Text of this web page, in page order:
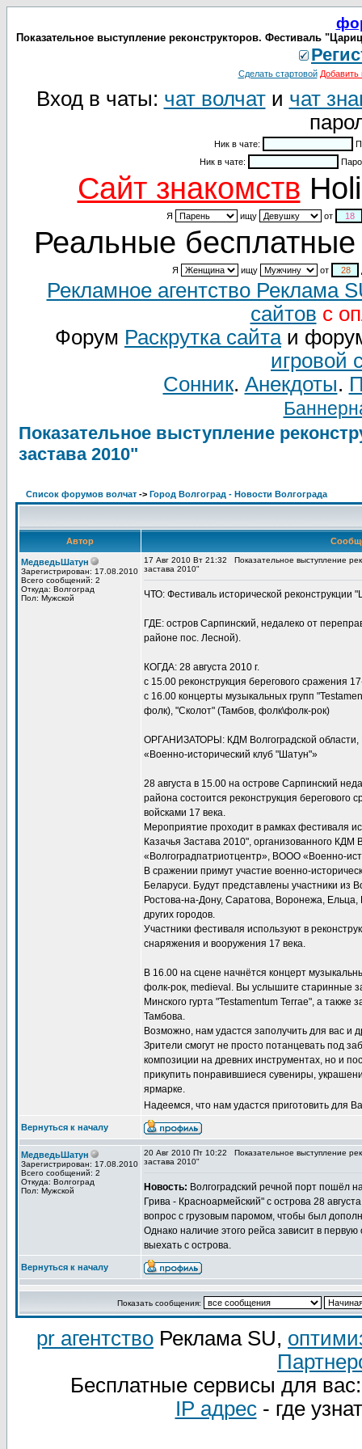
Показательное выступление реконструкторов. Фестиваль
Сделать стартовой Добавить
Вход в чаты: чат волчати чат
Ник в чате:
Ник в чате:
Cайт знакомств
Я ищу от
Реальные бесплатные
Я ищу от
Рекламное агентство Реклама
сайтов с
Форум Раскрутка сайтаи
игровой
Сонник. Анекдоты.
Показательное выступление
застава 2010"
Список форумов волчат -> Город Волгоград - Новости Волгограда
Автор
МедведьШатун
Зарегистрирован: 17.08.2010
Всего сообщений: 2
Откуда: Волгоград
Пол: Мужской
17 Авг 2010 Вт 21:32
Показательное выступление
застава 2010"
ЧТО: Фестиваль исторической реконструкции
ГДЕ: остров Сарпинский, недалеко от
районе пос. Лесной).
КОГДА: 28 августа 2010 г.
с 15.00 реконструкция берегового сражения
с 16.00 концерты музыкальных групп
фолк), "Сколот" (Тамбов, фолк\фолк-рок)
ОРГАНИЗАТОРЫ: КДМ Волгоградской
«Военно-исторический клуб "Шатун"»
28 августа в 15.00 на острове Сарпинский
района состоится реконструкция берегового
войсками 17 века.
Мероприятие проходит в рамках фестиваля
Казачья Застава 2010", организованного КДМ
«Волгоградпатриотцентр», ВООО «Военно-
В сражении примут участие военно-
Беларуси. Будут представлены участники из
Ростова-на-Дону, Саратова, Воронежа,
других городов.
Участники фестиваля используют в
снаряжения и вооружения 17 века.
В 16.00 на сцене начнётся концерт
фолк-рок, medieval. Вы услышите старинные
Минского гурта "Testamentum Terrae", а также
Тамбова.
Возможно, нам удастся заполучить для вас и
Зрители смогут не просто потанцевать под
композиции на древних инструментах, но и
прикупить понравившиеся сувениры,
ярмарке.
Надеемся, что нам удастся приготовить для
Вернуться к началу
МедведьШатун
Зарегистрирован: 17.08.2010
Всего сообщений: 2
Откуда: Волгоград
Пол: Мужской
20 Авг 2010 Пт 10:22
Показательное выступление
застава 2010"
Новость: Волгоградский речной порт пошёл
Грива - Красноармейский" с острова 28
вопрос с грузовым паромом, чтобы был
Однако наличие этого рейса зависит в
выехать с острова.
Вернуться к началу
Показать сообщения:
pr агентство Реклама SU,
Бесплатные сервисы для
IP адрес- где